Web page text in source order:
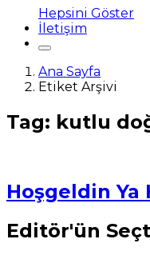
Hepsini Göster
İletişim
Ana Sayfa
Etiket Arşivi
Tag: kutlu
Hoşgeldin Ya
Editör'ün